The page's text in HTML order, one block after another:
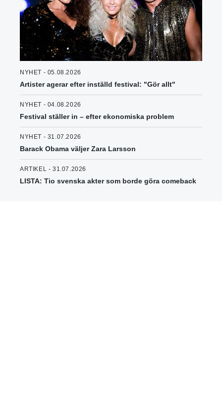
NYHET - 05.08.2026
Artister agerar efter inställd festival: "Gör allt"
NYHET - 04.08.2026
Festival ställer in – efter ekonomiska problem
NYHET - 31.07.2026
Barack Obama väljer Zara Larsson
ARTIKEL - 31.07.2026
LISTA: Tio svenska akter som borde göra comeback